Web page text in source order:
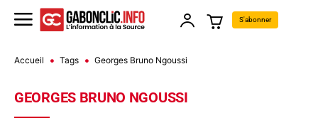
S'abonner
Accueil Tags Georges Bruno Ngoussi
GEORGES BRUNO NGOUSSI